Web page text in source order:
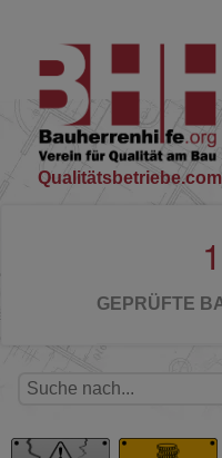
Qualitätsbetriebe.com
1
GEPRÜFTE